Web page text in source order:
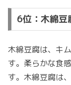
6位：木綿豆
木綿豆腐は、キ
す。柔らかな食
す。木綿豆腐は